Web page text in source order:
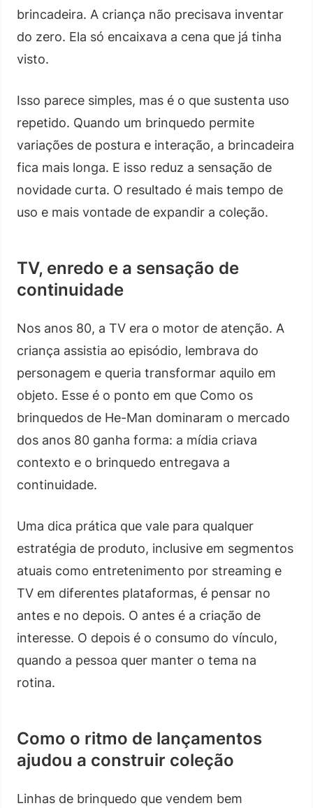
brincadeira. A criança não precisava inventar
do zero. Ela só encaixava a cena que já tinha
visto.
Isso parece simples, mas é o que sustenta uso
repetido. Quando um brinquedo permite
variações de postura e interação, a brincadeira
fica mais longa. E isso reduz a sensação de
novidade curta. O resultado é mais tempo de
uso e mais vontade de expandir a coleção.
TV, enredo e a sensação de
continuidade
Nos anos 80, a TV era o motor de atenção. A
criança assistia ao episódio, lembrava do
personagem e queria transformar aquilo em
objeto. Esse é o ponto em que Como os
brinquedos de He-Man dominaram o mercado
dos anos 80 ganha forma: a mídia criava
contexto e o brinquedo entregava a
continuidade.
Uma dica prática que vale para qualquer
estratégia de produto, inclusive em segmentos
atuais como entretenimento por streaming e
TV em diferentes plataformas, é pensar no
antes e no depois. O antes é a criação de
interesse. O depois é o consumo do vínculo,
quando a pessoa quer manter o tema na
rotina.
Como o ritmo de lançamentos
ajudou a construir coleção
Linhas de brinquedo que vendem bem